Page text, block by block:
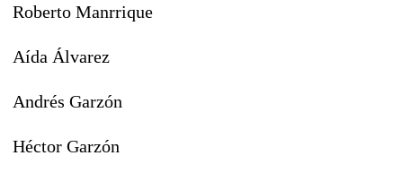
Roberto Manrrique
Aída Álvarez
Andrés Garzón
Héctor Garzón